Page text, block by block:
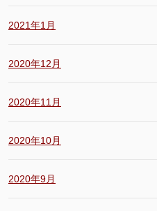
2021年1月
2020年12月
2020年11月
2020年10月
2020年9月